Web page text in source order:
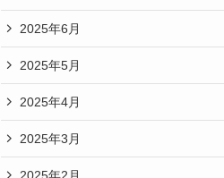
2025年6月
2025年5月
2025年4月
2025年3月
2025年2月